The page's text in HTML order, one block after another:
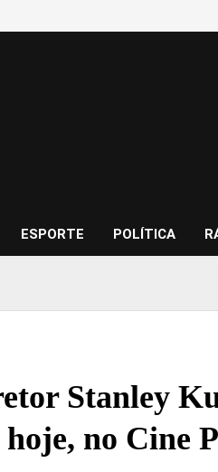
ESPORTE POLÍTICA
Stanley
no Cine